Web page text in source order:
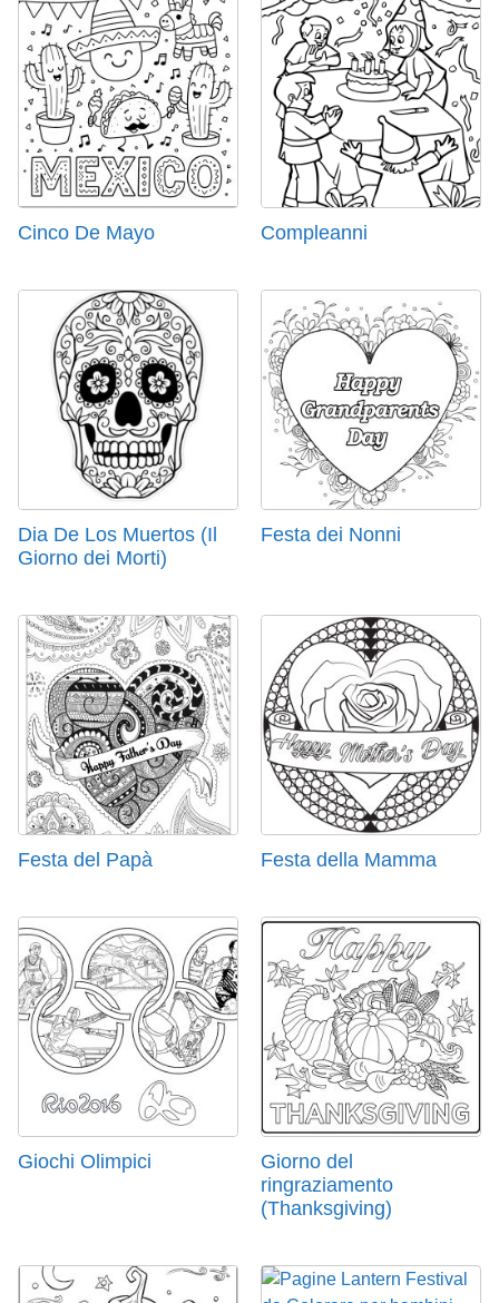
Cinco De Mayo Compleanni
Dia De Los Muertos (Il
Giorno dei Morti)
Festa dei Nonni
Festa del Papà Festa della Mamma
Giochi Olimpici
Giorno del
ringraziamento
(Thanksgiving)